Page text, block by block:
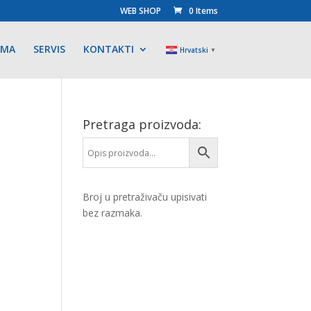
WEB SHOP 0 Items
SERVIS KONTAKTI Hrvatski ▼
Pretraga proizvoda:
Broj u pretraživaču upisivati
bez razmaka.